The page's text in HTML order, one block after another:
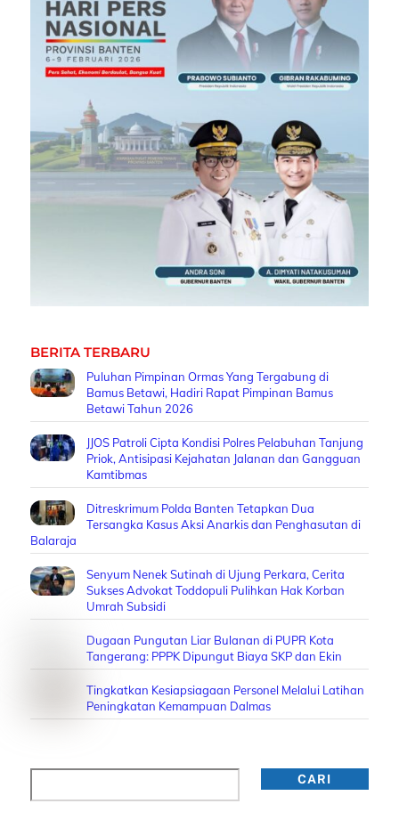
BERITA TERBARU
Puluhan Pimpinan Ormas Yang Tergabung di
Bamus Betawi, Hadiri Rapat Pimpinan Bamus
Betawi Tahun 2026
JJOS Patroli Cipta Kondisi Polres Pelabuhan Tanjung
Priok, Antisipasi Kejahatan Jalanan dan Gangguan
Kamtibmas
Ditreskrimum Polda Banten Tetapkan Dua
Tersangka Kasus Aksi Anarkis dan Penghasutan di
Balaraja
Senyum Nenek Sutinah di Ujung Perkara, Cerita
Sukses Advokat Toddopuli Pulihkan Hak Korban
Umrah Subsidi
Dugaan Pungutan Liar Bulanan di PUPR Kota
Tangerang: PPPK Dipungut Biaya SKP dan Ekin
Tingkatkan Kesiapsiagaan Personel Melalui Latihan
Peningkatan Kemampuan Dalmas
CARI